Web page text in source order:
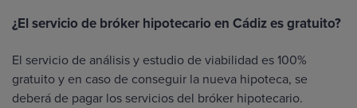
¿El servicio de bróker hipotecario en Cádiz es gratuito?
El servicio de análisis y estudio de viabilidad es 100%
gratuito y en caso de conseguir la nueva hipoteca, se
deberá de pagar los servicios del bróker hipotecario.